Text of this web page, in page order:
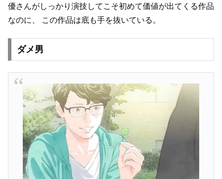
優さんがしっかり演技してこそ初めて価値が出てくる作品
なのに、
この作品は底も手を抜いている。
ダメ男